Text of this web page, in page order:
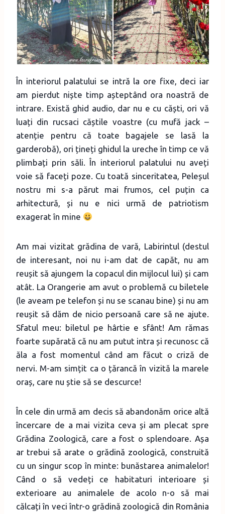
În interiorul palatului se intră la ore fixe, deci iar
am pierdut niște timp așteptând ora noastră de
intrare. Există ghid audio, dar nu e cu căști, ori vă
luați din rucsaci căștile voastre (cu mufă jack –
atenție pentru că toate bagajele se lasă la
garderobă), ori țineți ghidul la ureche în timp ce vă
plimbați prin săli. În interiorul palatului nu aveți
voie să faceți poze. Cu toată sinceritatea, Peleșul
nostru mi s-a părut mai frumos, cel puțin ca
arhitectură, și nu e nici urmă de patriotism
exagerat în mine
Am mai vizitat grădina de vară, Labirintul (destul
de interesant, noi nu i-am dat de capăt, nu am
reușit să ajungem la copacul din mijlocul lui) și cam
atât. La Orangerie am avut o problemă cu biletele
(le aveam pe telefon și nu se scanau bine) și nu am
reușit să dăm de nicio persoană care să ne ajute.
Sfatul meu: biletul pe hârtie e sfânt! Am rămas
foarte supărată că nu am putut intra și recunosc că
ăla a fost momentul când am făcut o criză de
nervi. M-am simțit ca o țărancă în vizită la marele
oraș, care nu știe să se descurce!
În cele din urmă am decis să abandonăm orice altă
încercare de a mai vizita ceva și am plecat spre
Grădina Zoologică, care a fost o splendoare. Așa
ar trebui să arate o grădină zoologică, construită
cu un singur scop în minte: bunăstarea animalelor!
Când o să vedeți ce habitaturi interioare și
exterioare au animalele de acolo n-o să mai
călcați în veci într-o grădină zoologică din România